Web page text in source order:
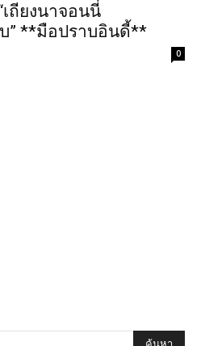
ถียงนาจอนนี่
” **มือปราบอินดี้**
0